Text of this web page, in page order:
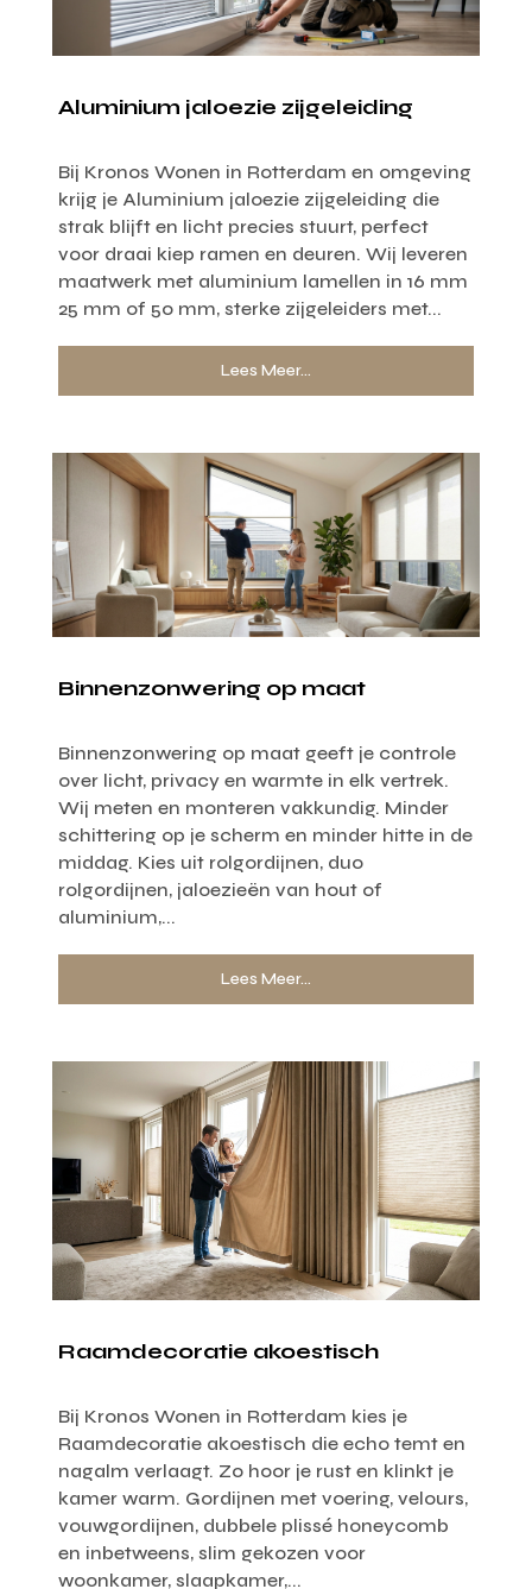
Aluminium jaloezie zijgeleiding
Bij Kronos Wonen in Rotterdam en omgeving
krijg je Aluminium jaloezie zijgeleiding die
strak blijft en licht precies stuurt, perfect
voor draai kiep ramen en deuren. Wij leveren
maatwerk met aluminium lamellen in 16 mm
25 mm of 50 mm, sterke zijgeleiders met...
Lees Meer...
Binnenzonwering op maat
Binnenzonwering op maat geeft je controle
over licht, privacy en warmte in elk vertrek.
Wij meten en monteren vakkundig. Minder
schittering op je scherm en minder hitte in de
middag. Kies uit rolgordijnen, duo
rolgordijnen, jaloezieën van hout of
aluminium,...
Lees Meer...
Raamdecoratie akoestisch
Bij Kronos Wonen in Rotterdam kies je
Raamdecoratie akoestisch die echo temt en
nagalm verlaagt. Zo hoor je rust en klinkt je
kamer warm. Gordijnen met voering, velours,
vouwgordijnen, dubbele plissé honeycomb
en inbetweens, slim gekozen voor
woonkamer, slaapkamer,...